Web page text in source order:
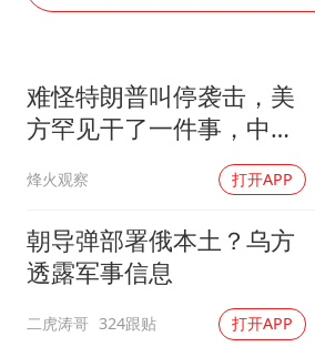
难怪特朗普叫停袭击，美
方罕见干了一件事，中方
烽火观察 打开APP
朝导弹部署俄本土？乌方
透露军事信息
二虎涛哥 324跟贴 打开APP